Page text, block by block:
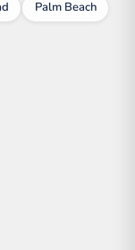
Palm Beach